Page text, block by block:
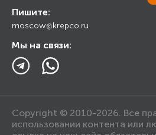
Ответы на вопросы
Блог
Пишите:
moscow@krepco.ru
Мы на связи:
Copyright © 2010-2026. Все
использовании контента или